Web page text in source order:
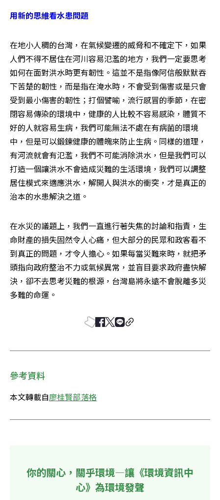
用新的思維看水患問題
在地小人稠的台灣，在氣候變遷的威脅和不確定下，如果
人們不得不居住在河川容易氾濫的地方，我們一定要思考
如何在面對洪水時更有韌性。這並不是指像阿信般默默吞
下苦楚的韌性，而是指在淹水時，不會受到傷害或是只會
受到最小傷害的韌性；打個譬喻，流行感冒的季節，在密
閉容易傳染的環境中，健康的人比較不容易感染，體質不
好的人就容易生病，我們可能無法不處在有病菌的環境
中，但是可以鍛鍊健康的體魄來防止生病。同樣的道理，
有河流就會有氾濫，我們不可能消除洪水，但是我們可以
打造一個讓洪水不會造成災難的生活環境，我們可以調整
居住模式來適應洪水，解開人與洪水的衝突，才是真正的
治本的水患解決之道。
在水災的議題上，我們一直進行著失焦的討論和指責，生
命財產的損失固然令人心痛，但大部分的民眾和政客看不
到真正的問題，才令人擔心。如果每當災難來時，就把矛
頭指向政府整治不力或氣候異常，並盲目要求政府盡快解
決，卻不去思考災難的根源，台灣島將永遠不會脫離多災
多難的命運。
參考資料
本文轉載自廖桂賢部落格
你的關心，關乎環境—讓《環境資訊中
心》為環境發聲